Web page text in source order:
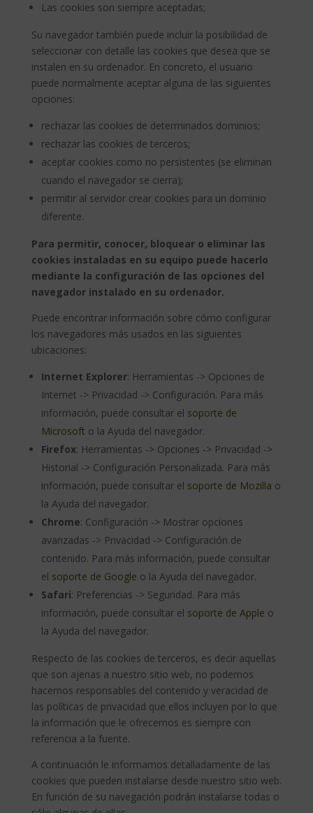
Las cookies son siempre aceptadas;
Su navegador también puede incluir la posibilidad de
seleccionar con detalle las cookies que desea que se
instalen en su ordenador. En concreto, el usuario
puede normalmente aceptar alguna de las siguientes
opciones:
rechazar las cookies de determinados dominios;
rechazar las cookies de terceros;
aceptar cookies como no persistentes (se eliminan
cuando el navegador se cierra);
permitir al servidor crear cookies para un dominio
diferente.
Para permitir, conocer, bloquear o eliminar las
cookies instaladas en su equipo puede hacerlo
mediante la configuración de las opciones del
navegador instalado en su ordenador.
Puede encontrar información sobre cómo configurar
los navegadores más usados en las siguientes
ubicaciones:
Internet Explorer: Herramientas -> Opciones de
Internet -> Privacidad -> Configuración. Para más
información, puede consultar el soporte de
Microsoft o la Ayuda del navegador.
Firefox: Herramientas -> Opciones -> Privacidad ->
Historial -> Configuración Personalizada. Para más
información, puede consultar el soporte de Mozilla o
la Ayuda del navegador.
Chrome: Configuración -> Mostrar opciones
avanzadas -> Privacidad -> Configuración de
contenido. Para más información, puede consultar
el soporte de Google o la Ayuda del navegador.
Safari: Preferencias -> Seguridad. Para más
información, puede consultar el soporte de Apple o
la Ayuda del navegador.
Respecto de las cookies de terceros, es decir aquellas
que son ajenas a nuestro sitio web, no podemos
hacernos responsables del contenido y veracidad de
las políticas de privacidad que ellos incluyen por lo que
la información que le ofrecemos es siempre con
referencia a la fuente.
A continuación le informamos detalladamente de las
cookies que pueden instalarse desde nuestro sitio web.
En función de su navegación podrán instalarse todas o